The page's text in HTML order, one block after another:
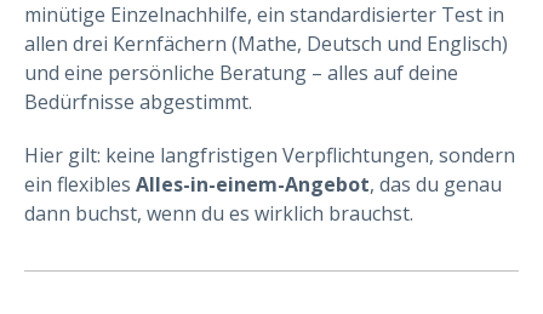
minütige Einzelnachhilfe, ein standardisierter Test in
allen drei Kernfächern (Mathe, Deutsch und Englisch)
und eine persönliche Beratung – alles auf deine
Bedürfnisse abgestimmt.
Hier gilt: keine langfristigen Verpflichtungen, sondern
ein flexibles Alles-in-einem-Angebot, das du genau
dann buchst, wenn du es wirklich brauchst.